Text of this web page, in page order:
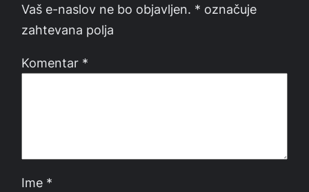
Vaš e-naslov ne bo objavljen. * označuje
zahtevana polja
Komentar *
Ime *